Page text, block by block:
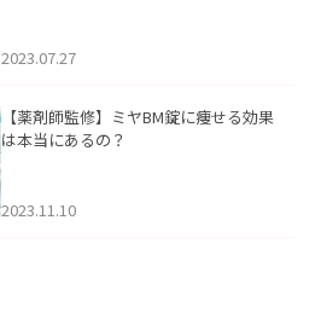
2023.07.27
【薬剤師監修】ミヤBM錠に痩せる効果
は本当にあるの？
2023.11.10